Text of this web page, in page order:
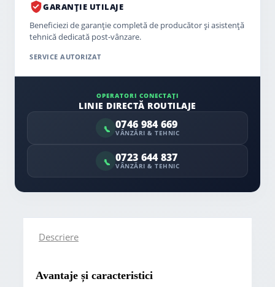
GARANȚIE UTILAJE
Beneficiezi de garanție completă de producător și asistență
tehnică dedicată post-vânzare.
SERVICE AUTORIZAT
OPERATORI CONECTAȚI
LINIE DIRECTĂ ROUTILAJE
0746 984 669
VÂNZĂRI & TEHNIC
0723 644 837
VÂNZĂRI & TEHNIC
Descriere
Avantaje și caracteristici